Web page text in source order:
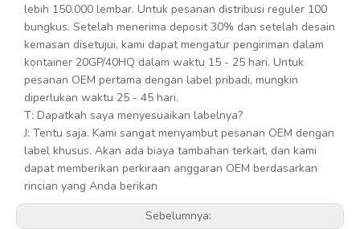
lebih 150.000 lembar. Untuk pesanan distribusi reguler 100
bungkus. Setelah menerima deposit 30% dan setelah desain
kemasan disetujui, kami dapat mengatur pengiriman dalam
kontainer 20GP/40HQ dalam waktu 15 - 25 hari. Untuk
pesanan OEM pertama dengan label pribadi, mungkin
diperlukan waktu 25 - 45 hari.
T: Dapatkah saya menyesuaikan labelnya?
J: Tentu saja. Kami sangat menyambut pesanan OEM dengan
label khusus. Akan ada biaya tambahan terkait, dan kami
dapat memberikan perkiraan anggaran OEM berdasarkan
rincian yang Anda berikan
Sebelumnya: